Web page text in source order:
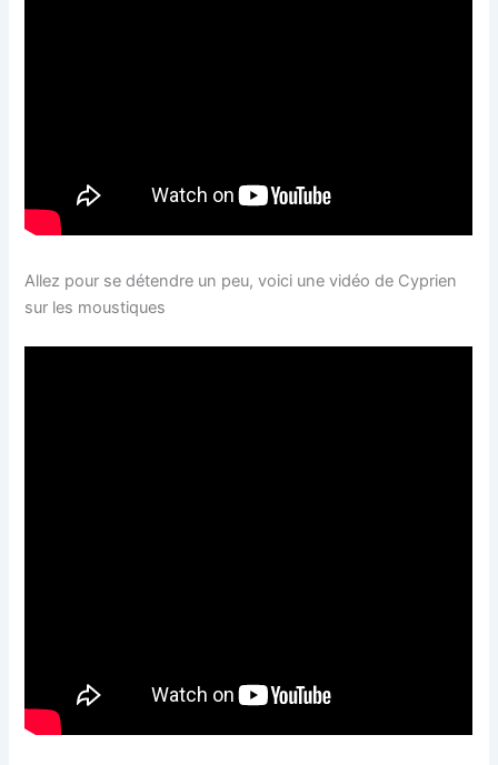
Allez pour se détendre un peu, voici une vidéo de Cyprien
sur les moustiques